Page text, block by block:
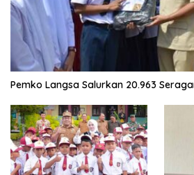
Pemko Langsa Salurkan 20.963